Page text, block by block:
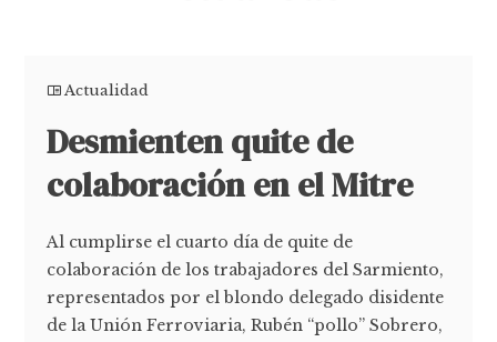
Actualidad
Desmienten quite de
colaboración en el Mitre
Al cumplirse el cuarto día de quite de
colaboración de los trabajadores del Sarmiento,
representados por el blondo delegado disidente
de la Unión Ferroviaria, Rubén “pollo” Sobrero,